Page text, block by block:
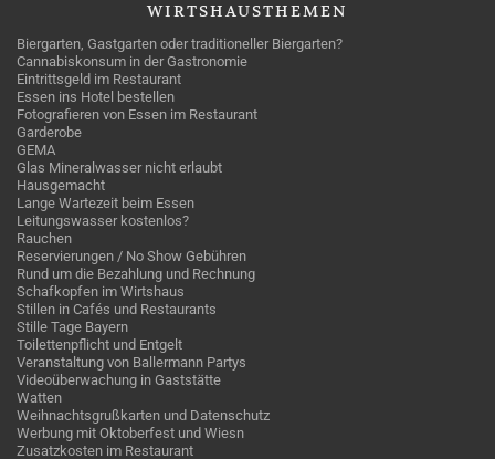
WIRTSHAUSTHEMEN
Biergarten, Gastgarten oder traditioneller Biergarten?
Cannabiskonsum in der Gastronomie
Eintrittsgeld im Restaurant
Essen ins Hotel bestellen
Fotografieren von Essen im Restaurant
Garderobe
GEMA
Glas Mineralwasser nicht erlaubt
Hausgemacht
Lange Wartezeit beim Essen
Leitungswasser kostenlos?
Rauchen
Reservierungen / No Show Gebühren
Rund um die Bezahlung und Rechnung
Schafkopfen im Wirtshaus
Stillen in Cafés und Restaurants
Stille Tage Bayern
Toilettenpflicht und Entgelt
Veranstaltung von Ballermann Partys
Videoüberwachung in Gaststätte
Watten
Weihnachtsgrußkarten und Datenschutz
Werbung mit Oktoberfest und Wiesn
Zusatzkosten im Restaurant